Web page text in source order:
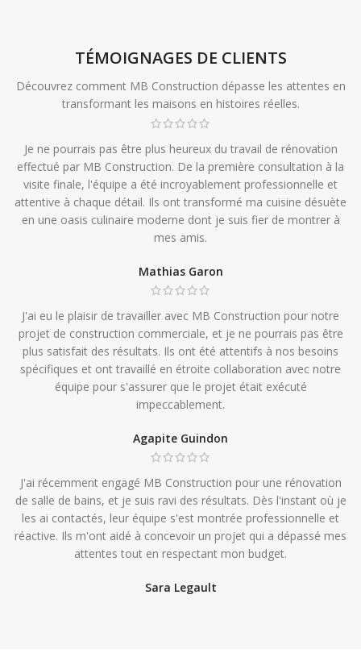
TÉMOIGNAGES DE CLIENTS
Découvrez comment MB Construction dépasse les attentes en
transformant les maisons en histoires réelles.
Je ne pourrais pas être plus heureux du travail de rénovation
effectué par MB Construction. De la première consultation à la
visite finale, l'équipe a été incroyablement professionnelle et
attentive à chaque détail. Ils ont transformé ma cuisine désuète
en une oasis culinaire moderne dont je suis fier de montrer à
mes amis.
Mathias Garon
J'ai eu le plaisir de travailler avec MB Construction pour notre
projet de construction commerciale, et je ne pourrais pas être
plus satisfait des résultats. Ils ont été attentifs à nos besoins
spécifiques et ont travaillé en étroite collaboration avec notre
équipe pour s'assurer que le projet était exécuté
impeccablement.
Agapite Guindon
J'ai récemment engagé MB Construction pour une rénovation
de salle de bains, et je suis ravi des résultats. Dès l'instant où je
les ai contactés, leur équipe s'est montrée professionnelle et
réactive. Ils m'ont aidé à concevoir un projet qui a dépassé mes
attentes tout en respectant mon budget.
Sara Legault